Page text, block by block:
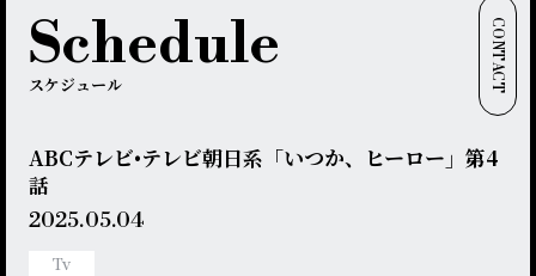
CONTACT
Schedule
スケジュール
ABCテレビ•テレビ朝日系「いつか、ヒーロー」第4
話
2025.05.04
Tv